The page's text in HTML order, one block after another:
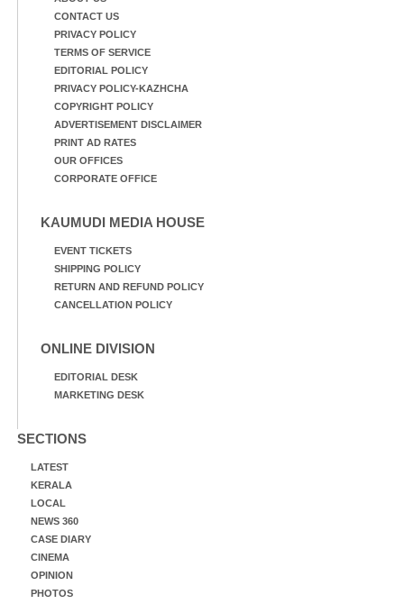
CONTACT US
PRIVACY POLICY
TERMS OF SERVICE
EDITORIAL POLICY
PRIVACY POLICY-KAZHCHA
COPYRIGHT POLICY
ADVERTISEMENT DISCLAIMER
PRINT AD RATES
OUR OFFICES
CORPORATE OFFICE
KAUMUDI MEDIA HOUSE
EVENT TICKETS
SHIPPING POLICY
RETURN AND REFUND POLICY
CANCELLATION POLICY
ONLINE DIVISION
EDITORIAL DESK
MARKETING DESK
SECTIONS
LATEST
KERALA
LOCAL
NEWS 360
CASE DIARY
CINEMA
OPINION
PHOTOS